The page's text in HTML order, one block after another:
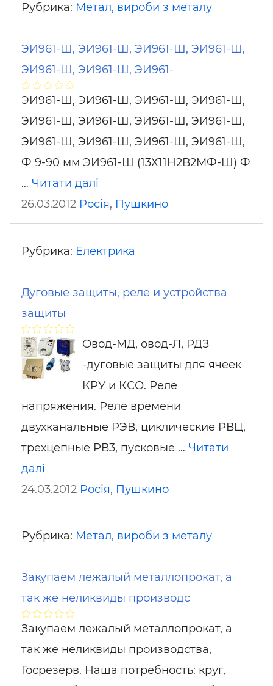
Рубрика: Метал, вироби з металу
ЭИ961-Ш, ЭИ961-Ш, ЭИ961-Ш, ЭИ961-Ш,
ЭИ961-Ш, ЭИ961-Ш, ЭИ961-
ЭИ961-Ш, ЭИ961-Ш, ЭИ961-Ш, ЭИ961-Ш,
ЭИ961-Ш, ЭИ961-Ш, ЭИ961-Ш, ЭИ961-Ш,
ЭИ961-Ш, ЭИ961-Ш, ЭИ961-Ш, ЭИ961-Ш,
Ф 9-90 мм ЭИ961-Ш (13Х11Н2В2МФ-Ш) Ф
… Читати далі
26.03.2012 Росія, Пушкино
Рубрика: Електрика
Дуговые защиты, реле и устройства
защиты
Овод-МД, овод-Л, РДЗ
-дуговые защиты для ячеек
КРУ и КСО. Реле
напряжения. Реле времени
двухканальные РЭВ, циклические РВЦ,
трехцепные РВ3, пусковые … Читати
далі
24.03.2012 Росія, Пушкино
Рубрика: Метал, вироби з металу
Закупаем лежалый металлопрокат, а
так же неликвиды производс
Закупаем лежалый металлопрокат, а
так же неликвиды производства,
Госрезерв. Наша потребность: круг,